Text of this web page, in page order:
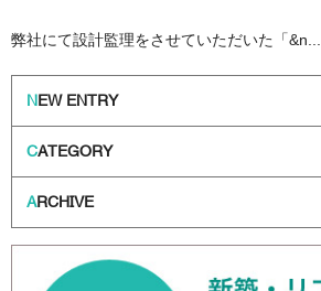
弊社にて設計監理をさせていただいた「&n...
NEW ENTRY
CATEGORY
ARCHIVE